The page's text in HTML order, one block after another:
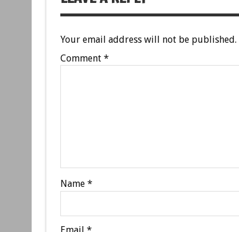
Your email address will not be published.
Comment *
Name *